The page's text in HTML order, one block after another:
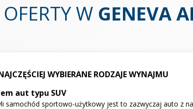
W GENEVA
WYBIERANE RODZAJE WYNAJMU
aut typu SUV
samochód sportowo-użytkowy jest to zazwyczaj auto z